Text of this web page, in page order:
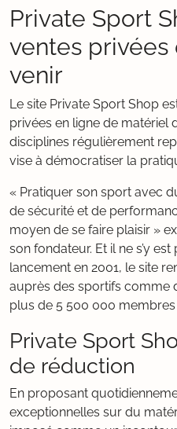
Private Sport
ventes privées
venir
Le site Private Sport Shop
privées en ligne de matériel
disciplines régulièrement
vise à démocratiser la
« Pratiquer son sport avec
de sécurité et de
moyen de se faire plaisir »
son fondateur. Et il ne s’y
lancement en 2001, le site
auprès des sportifs comme
plus de 5 500 000 membres
Private Sport
de réduction
En proposant
exceptionnelles sur du